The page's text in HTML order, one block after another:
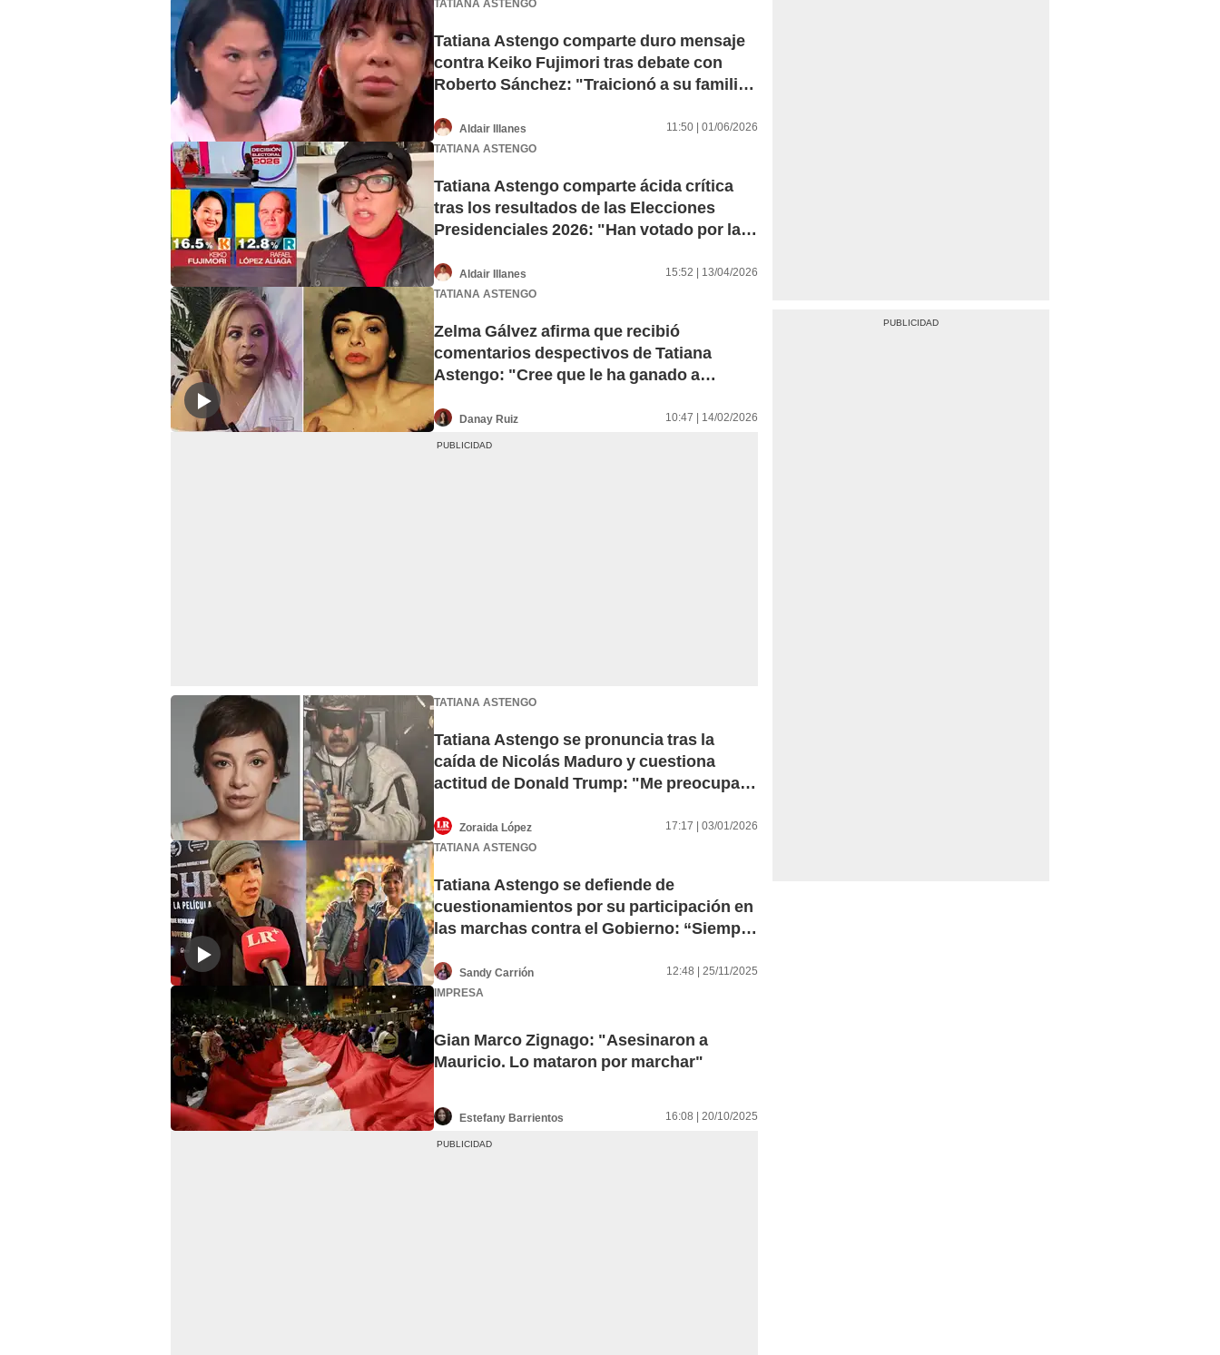
TATIANA ASTENGO
Tatiana Astengo comparte duro mensaje
contra Keiko Fujimori tras debate con
Roberto Sánchez: "Traicionó a su familia
Aldair Illanes
11:50 | 01/06/2026
TATIANA ASTENGO
Tatiana Astengo comparte ácida crítica
tras los resultados de las Elecciones
Presidenciales 2026: "Han votado por la
Aldair Illanes
15:52 | 13/04/2026
TATIANA ASTENGO
Zelma Gálvez afirma que recibió
comentarios despectivos de Tatiana
Astengo: "Cree que le ha ganado a
Danay Ruiz 10:47 | 14/02/2026
TATIANA ASTENGO
Tatiana Astengo se pronuncia tras la
caída de Nicolás Maduro y cuestiona
actitud de Donald Trump: "Me preocupa
Zoraida López
17:17 | 03/01/2026
TATIANA ASTENGO
Tatiana Astengo se defiende de
cuestionamientos por su participación en
las marchas contra el Gobierno: “Siempre
Sandy Carrión
12:48 | 25/11/2025
IMPRESA
Gian Marco Zignago: "Asesinaron a
Mauricio. Lo mataron por marchar"
Estefany Barrientos 16:08 | 20/10/2025